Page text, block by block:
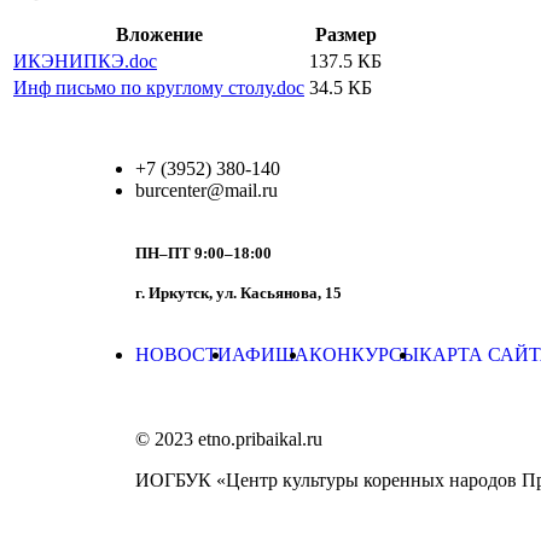
Вложение
Размер
ИКЭНИПКЭ.doc
137.5 КБ
Инф письмо по круглому столу.doc 34.5 КБ
+7 (3952) 380-140
burcenter@mail.ru
ПН–ПТ 9:00–18:00
г. Иркутск, ул. Касьянова, 15
НОВОСТИАФИШАКОНКУРСЫКАРТА
© 2023 etno.pribaikal.ru
ИОГБУК «Центр культуры коренных народов